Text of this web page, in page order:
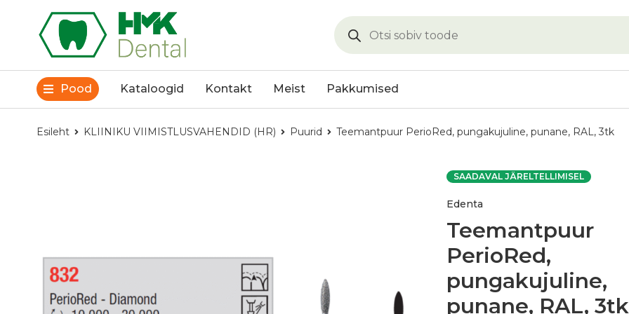
Pood Kataloogid Kontakt Meist Pakkumised
Esileht KLIINIKU VIIMISTLUSVAHENDID (HR) Puurid Teemantpuur PerioRed, pungakujuline, punane, RAL, 3tk
SAADAVAL JÄRELTELLIMISEL
Edenta
Teemantpuur
PerioRed,
pungakujuline,
punane, RAL, 3tk